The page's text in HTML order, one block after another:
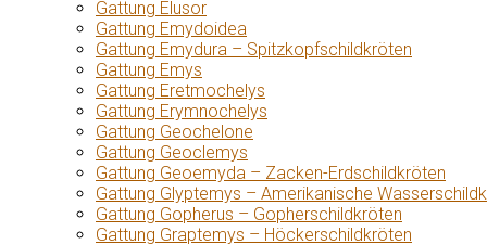
Gattung Elusor
Gattung Emydoidea
Gattung Emydura – Spitzkopfschildkröten
Gattung Emys
Gattung Eretmochelys
Gattung Erymnochelys
Gattung Geochelone
Gattung Geoclemys
Gattung Geoemyda – Zacken-Erdschildkröten
Gattung Glyptemys – Amerikanische
Gattung Gopherus – Gopherschildkröten
Gattung Graptemys – Höckerschildkröten